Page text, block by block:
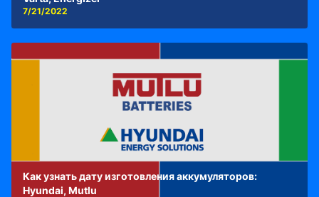
7/21/2022
Как узнать дату изготовления аккумуляторов:
Hyundai, Mutlu